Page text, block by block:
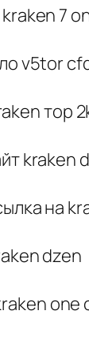
7
v5tor
тор
kraken
на
dzen
one